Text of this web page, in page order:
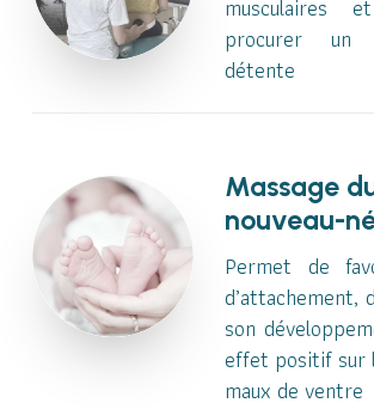
musculaires
procurer un
détente
Massage
nouveau-
Permet de
d’attachement,
son
effet positif sur
maux de ventre